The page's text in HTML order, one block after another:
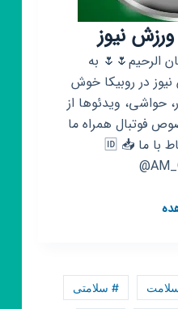
ورزش نیوز
الرحیم🌷🌷 به
نیوز در روبیکا خوش
حواشی، ویدئوها از
فوتبال همراه ما
باشید💯 📥 ارتباط با ما 📥 🆔
کانال
# سلامتی